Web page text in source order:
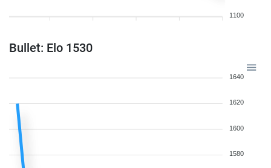
1100
Bullet: Elo 1530
1640
1620
1600
1580